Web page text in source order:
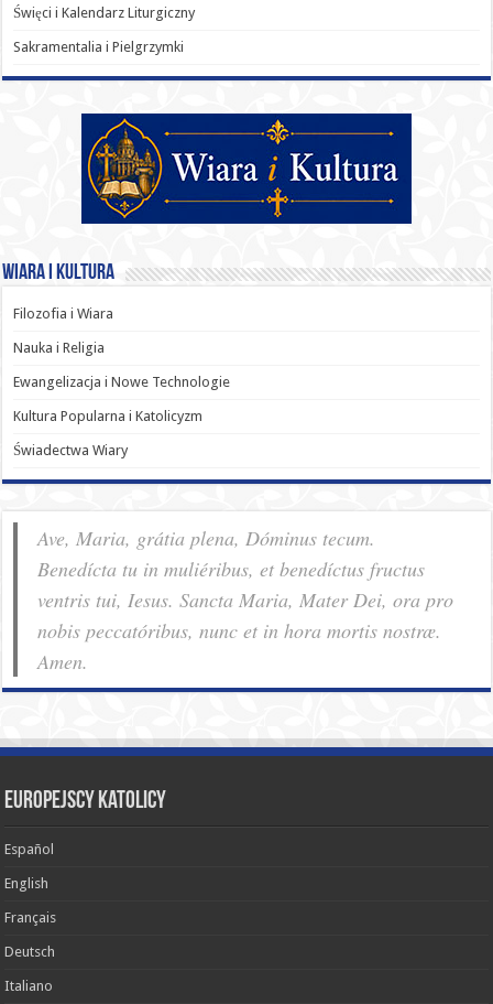
Święci i Kalendarz Liturgiczny
Sakramentalia i Pielgrzymki
Wiara i Kultura
Filozofia i Wiara
Nauka i Religia
Ewangelizacja i Nowe Technologie
Kultura Popularna i Katolicyzm
Świadectwa Wiary
Ave, Maria, grátia plena, Dóminus tecum.
Benedícta tu in muliéribus, et benedíctus fructus
ventris tui, Iesus. Sancta Maria, Mater Dei, ora pro
nobis pec­ca­tóribus, nunc et in hora mortis nostræ.
Amen.
Europejscy katolicy
Español
English
Français
Deutsch
Italiano